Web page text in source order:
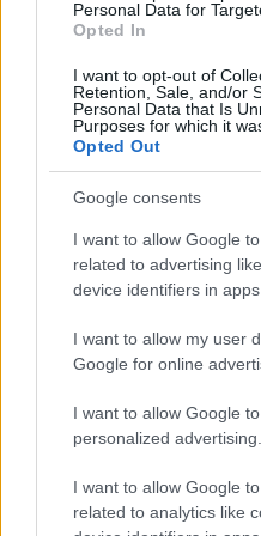
Personal Data for
Opted In
I want to opt-out of
Retention, Sale, and/or
Personal Data that Is
Purposes for which it
Opted Out
Google consents
I want to allow Google
related to advertising
device identifiers in apps.
I want to allow my user
Google for online
I want to allow Google
personalized advertising.
I want to allow Google
related to analytics like
Por su parte, Merino y Silva
partidos en los que han
de 6,5. Ambos están en el
del juego, de ahí su alto
de 9,1 millones y Silva de
Las alternativas a los
siendo el jugador más
a Zubimendi. Ha participado